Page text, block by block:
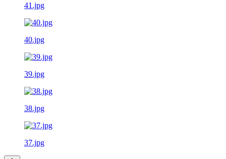
41.jpg
40.jpg
39.jpg
38.jpg
37.jpg